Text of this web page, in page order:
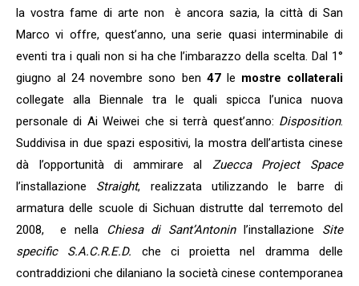
la vostra fame di arte non è ancora sazia, la città di San
Marco vi offre, quest’anno, una serie quasi interminabile di
eventi tra i quali non si ha che l’imbarazzo della scelta. Dal 1°
giugno al 24 novembre sono ben 47le mostre collaterali
collegate alla Biennale tra le quali spicca l’unica nuova
personale di Ai Weiwei che si terrà quest’anno: Disposition.
Suddivisa in due spazi espositivi, la mostra dell’artista cinese
dà l’opportunità di ammirare al Zuecca Project Space
l’installazione Straight, realizzata utilizzando le barre di
armatura delle scuole di Sichuan distrutte dal terremoto del
2008, e nella Chiesa di Sant’Antoninl’installazione Site
specific S.A.C.R.E.D. che ci proietta nel dramma delle
contraddizioni che dilaniano la società cinese contemporanea